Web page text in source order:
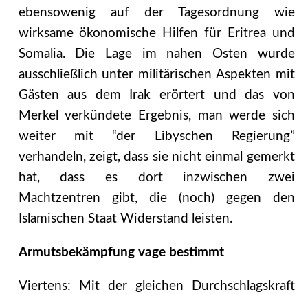
ebensowenig auf der Tagesordnung wie
wirksame ökonomische Hilfen für Eritrea und
Somalia. Die Lage im nahen Osten wurde
ausschließlich unter militärischen Aspekten mit
Gästen aus dem Irak erörtert und das von
Merkel verkündete Ergebnis, man werde sich
weiter mit “der Libyschen Regierung”
verhandeln, zeigt, dass sie nicht einmal gemerkt
hat, dass es dort inzwischen zwei
Machtzentren gibt, die (noch) gegen den
Islamischen Staat Widerstand leisten.
Armutsbekämpfung vage bestimmt
Viertens: Mit der gleichen Durchschlagskraft